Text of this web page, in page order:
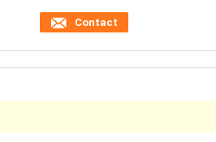
Contact